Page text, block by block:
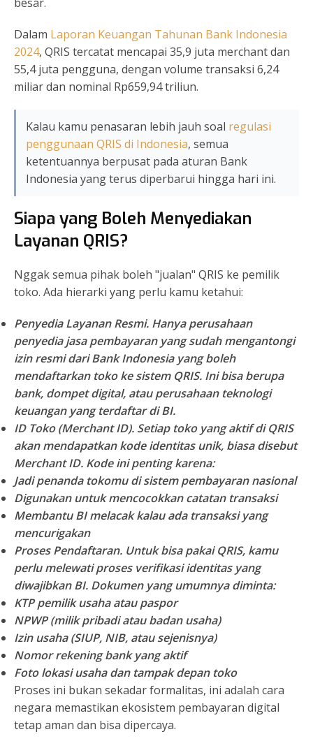
besar.
Dalam Laporan Keuangan Tahunan Bank Indonesia
2024, QRIS tercatat mencapai 35,9 juta merchant dan
55,4 juta pengguna, dengan volume transaksi 6,24
miliar dan nominal Rp659,94 triliun.
Kalau kamu penasaran lebih jauh soal regulasi
penggunaan QRIS di Indonesia, semua
ketentuannya berpusat pada aturan Bank
Indonesia yang terus diperbarui hingga hari ini.
Siapa yang Boleh Menyediakan
Layanan QRIS?
Nggak semua pihak boleh "jualan" QRIS ke pemilik
toko. Ada hierarki yang perlu kamu ketahui:
Penyedia Layanan Resmi. Hanya perusahaan
penyedia jasa pembayaran yang sudahmengantongi
izin resmi dari Bank Indonesiayang boleh
mendaftarkan toko ke sistem QRIS. Ini bisa berupa
bank, dompet digital, atau perusahaan teknologi
keuangan yang terdaftar di BI.
ID Toko (Merchant ID). Setiap toko yang aktif di QRIS
akan mendapatkan kode identitas unik, biasa disebut
Merchant ID. Kode ini penting karena:
Jadi penanda tokomu di sistem pembayaran nasional
Digunakan untuk mencocokkan catatan transaksi
Membantu BI melacak kalau ada transaksi yang
mencurigakan
Proses Pendaftaran. Untuk bisa pakai QRIS, kamu
perlu melewati proses verifikasi identitas yang
diwajibkan BI. Dokumen yang umumnya diminta:
KTP pemilik usaha atau paspor
NPWP (milik pribadi atau badan usaha)
Izin usaha (SIUP, NIB, atau sejenisnya)
Nomor rekening bank yang aktif
Foto lokasi usaha dan tampak depan toko
Proses ini bukan sekadar formalitas, ini adalah cara
negara memastikan ekosistem pembayaran digital
tetap aman dan bisa dipercaya.